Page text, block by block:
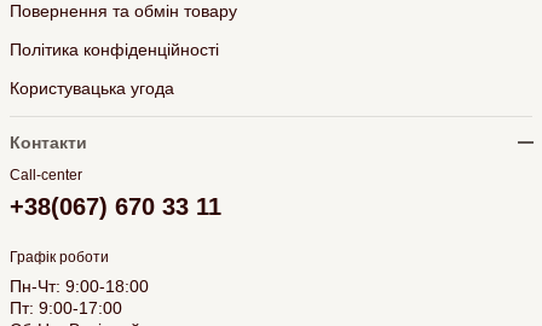
Повернення та обмін товару
Політика конфіденційності
Користувацька угода
Контакти
Call-center
+38(067) 670 33 11
Графік роботи
Пн-Чт: 9:00-18:00
Пт: 9:00-17:00